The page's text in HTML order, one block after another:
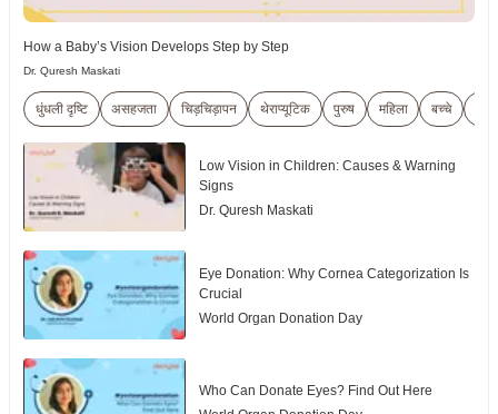
How a Baby’s Vision Develops Step by Step
Dr. Quresh Maskati
धुंधली दृष्टि असहजता चिड़चिड़ापन थेराप्यूटिक पुरुष महिला बच्चे
Low Vision in Children: Causes & Warning
Signs
Dr. Quresh Maskati
Eye Donation: Why Cornea Categorization Is
Crucial
World Organ Donation Day
Who Can Donate Eyes? Find Out Here